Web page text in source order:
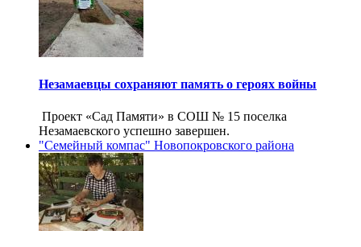
Незамаевцы сохраняют память о героях войны
Проект «Сад Памяти» в СОШ № 15 поселка
Незамаевского успешно завершен.
"Семейный компас" Новопокровского района